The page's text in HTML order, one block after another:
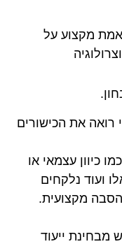
רואה את הכישורים
כיוון עצמאי או
ועוד נלקחים
מקצועית.
ייעוד